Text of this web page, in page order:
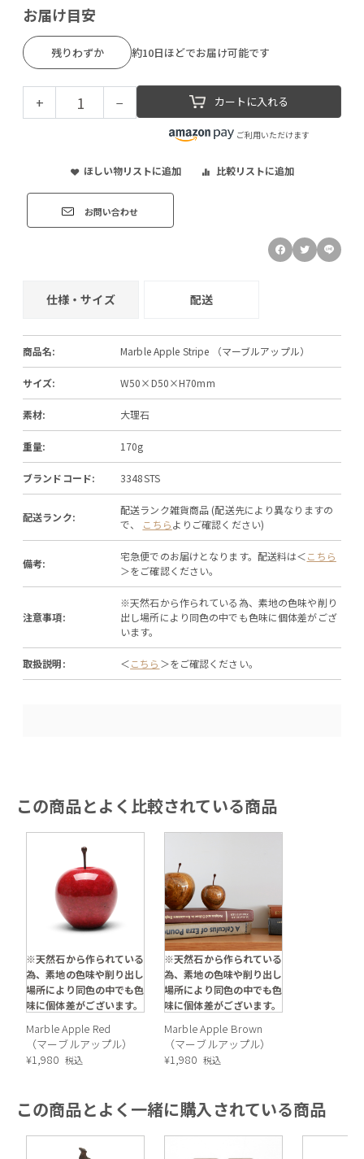
お届け目安
残りわずか 約10日ほどでお届け可能です
+ − カートに入れる
ご利用いただけます
ほしい物リストに追加 比較リストに追加
お問い合わせ
仕様・サイズ 配送
商品名: Marble Apple Stripe （マーブルアップル）
サイズ: W50×D50×H70mm
素材: 大理石
重量: 170g
ブランドコード: 3348STS
配送ランク:
配送ランク雑貨商品 (配送先により異なりますの
で、 こちらよりご確認ください)
備考:
宅急便でのお届けとなります。配送料は＜こちら
＞をご確認ください。
注意事項:
※天然石から作られている為、素地の色味や削り
出し場所により同色の中でも色味に個体差がござ
います。
取扱説明: ＜こちら ＞をご確認ください。
この商品とよく比較されている商品
※天然石から作られている
為、素地の色味や削り出し
場所により同色の中でも色
味に個体差がございます。
Marble Apple Red
（マーブルアップル）
¥1,980 税込
※天然石から作られている
為、素地の色味や削り出し
場所により同色の中でも色
味に個体差がございます。
Marble Apple Brown
（マーブルアップル）
¥1,980 税込
この商品とよく一緒に購入されている商品